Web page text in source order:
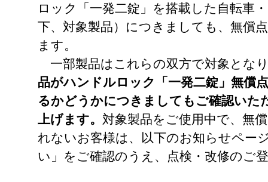
ロック「一発二錠」を搭載した自転車
下、対象製品）につきましても、無償
ます。
一部製品はこれらの双方で対象とな
品がハンドルロック「一発二錠」無償
るかどうかにつきましてもご確認いた
上げます。 対象製品をご使用中で、無
れないお客様は、以下のお知らせペー
い」をご確認のうえ、点検・改修のご